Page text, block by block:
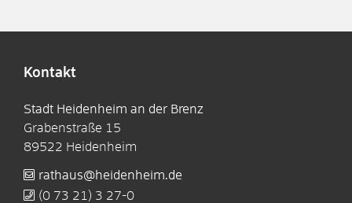
Kontakt
Stadt Heidenheim an der Brenz
Grabenstraße 15
89522 Heidenheim
rathaus@heidenheim.de
(0 73 21) 3 27-0